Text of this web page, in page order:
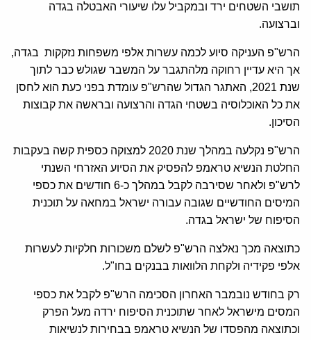
תושבי השטחים ירד ובמקביל עלו שיעורי האבטלה בגדה
וברצועה.
הרש"פ העניקה סיוע לכמה עשרות אלפי משפחות נזקקות בגדה,
אך היא עדיין רחוקה מלהתגבר על המשבר שגולש כבר לתוך
שנת 2021, האתגר הגדול שהרש"פ עומדת בפני כעת הוא לחסן
את כל האוכלוסיה בשטחי הגדה והרצועה ובראשה את קבוצות
הסיכון.
הרש"פ נקלעה במהלך שנת 2020 למצוקה כספית קשה בעקבות
החלטת הנשיא טראמפ להפסיק את הסיוע האזרחי השנתי
לרש"פ ולאחר שסירבה לקבל במהלך כ-6 חודשים את כספי
המיסים החודשיים שגובה עבורה ישראל במחאה על תוכנית
הסיפוח של ישראל בגדה.
כתוצאה מכך נאלצה הרש"פ לשלם משכורות חלקיות לעשרות
אלפי פקידיה ולקחת הלוואות בבנקים בחו"ל.
רק בחודש נובמבר האחרון הסכימה הרש"פ לקבל את כספי
המסים מישראל לאחר שתוכנית הסיפוח ירדה מעל הפרק
וכתוצאה מהפסדו של הנשיא טראמפ בבחירות לנשיאות